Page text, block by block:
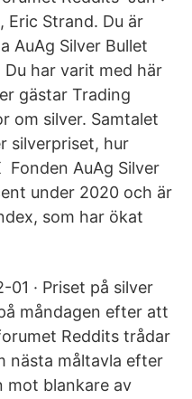
Eric Strand. Du är
AuAg Silver Bullet
Du har varit med här
gästar Trading
om silver. Samtalet
silverpriset, hur
Fonden AuAg Silver
under 2020 och är
som har ökat
01 · Priset på silver
måndagen efter att
Reddits trådar
nästa måltavla efter
mot blankare av